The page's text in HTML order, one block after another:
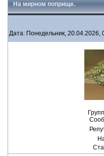
На мирном поприще.
Дата: Понедельник,